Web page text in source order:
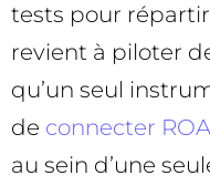
tests pour
revient à piloter
qu’un seul
de connecter
au sein d’une